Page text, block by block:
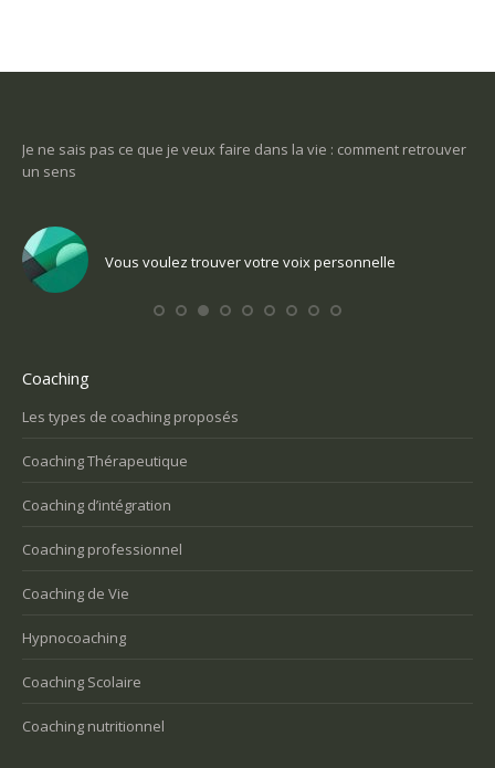
Je ne sais pas ce que je veux faire dans la vie : comment retrouver
un sens
Vous voulez trouver votre voix personnelle
Coaching
Les types de coaching proposés
Coaching Thérapeutique
Coaching d’intégration
Coaching professionnel
Coaching de Vie
Hypnocoaching
Coaching Scolaire
Coaching nutritionnel